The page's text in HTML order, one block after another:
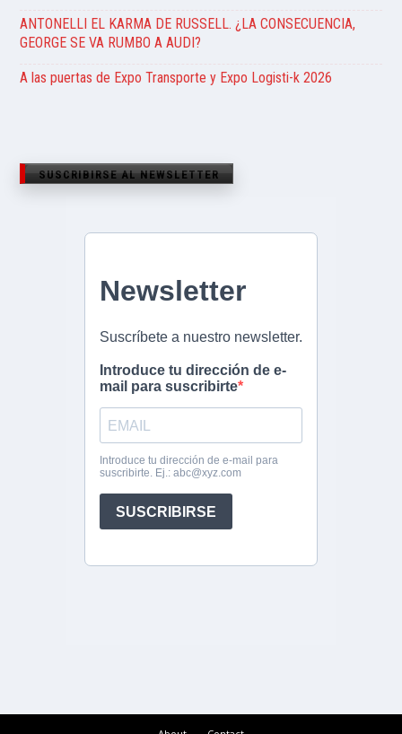
ANTONELLI EL KARMA DE RUSSELL. ¿LA CONSECUENCIA,
GEORGE SE VA RUMBO A AUDI?
A las puertas de Expo Transporte y Expo Logisti-k 2026
SUSCRIBIRSE AL NEWSLETTER